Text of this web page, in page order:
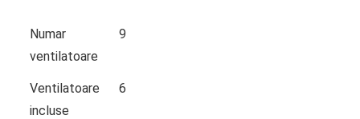
Numar
ventilatoare
9
Ventilatoare
incluse
6